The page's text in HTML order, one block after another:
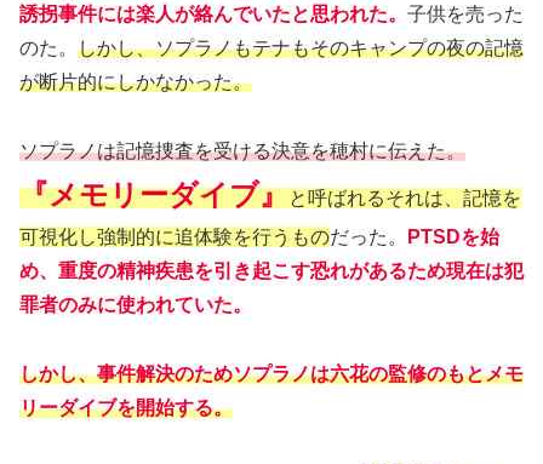
誘拐事件には楽人が絡んでいたと思われた。 子供を売った
のた。 しかし、ソプラノもテナもそのキャンプの夜の記憶
が断片的にしかなかった。
ソプラノは記憶捜査を受ける決意を穂村に伝えた。
『メモリーダイブ』と呼ばれるそれは、記憶を
可視化し強制的に追体験を行うものだった。
PTSDを始
め、重度の精神疾患を引き起こす恐れがあるため現在は犯
罪者のみに使われていた。
しかし、事件解決のためソプラノは六花の監修のもとメモ
リーダイブを開始する。